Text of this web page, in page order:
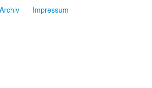
Archiv Impressum